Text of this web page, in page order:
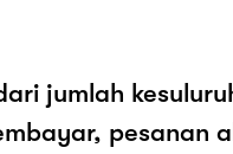
jumlah
pesanan